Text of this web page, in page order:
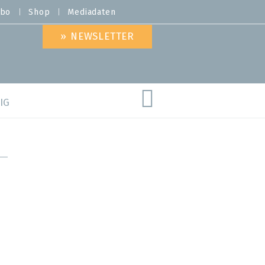
Shop Mediadaten
» NEWSLETTER